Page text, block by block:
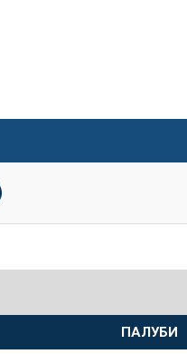
ПАЛУБИ